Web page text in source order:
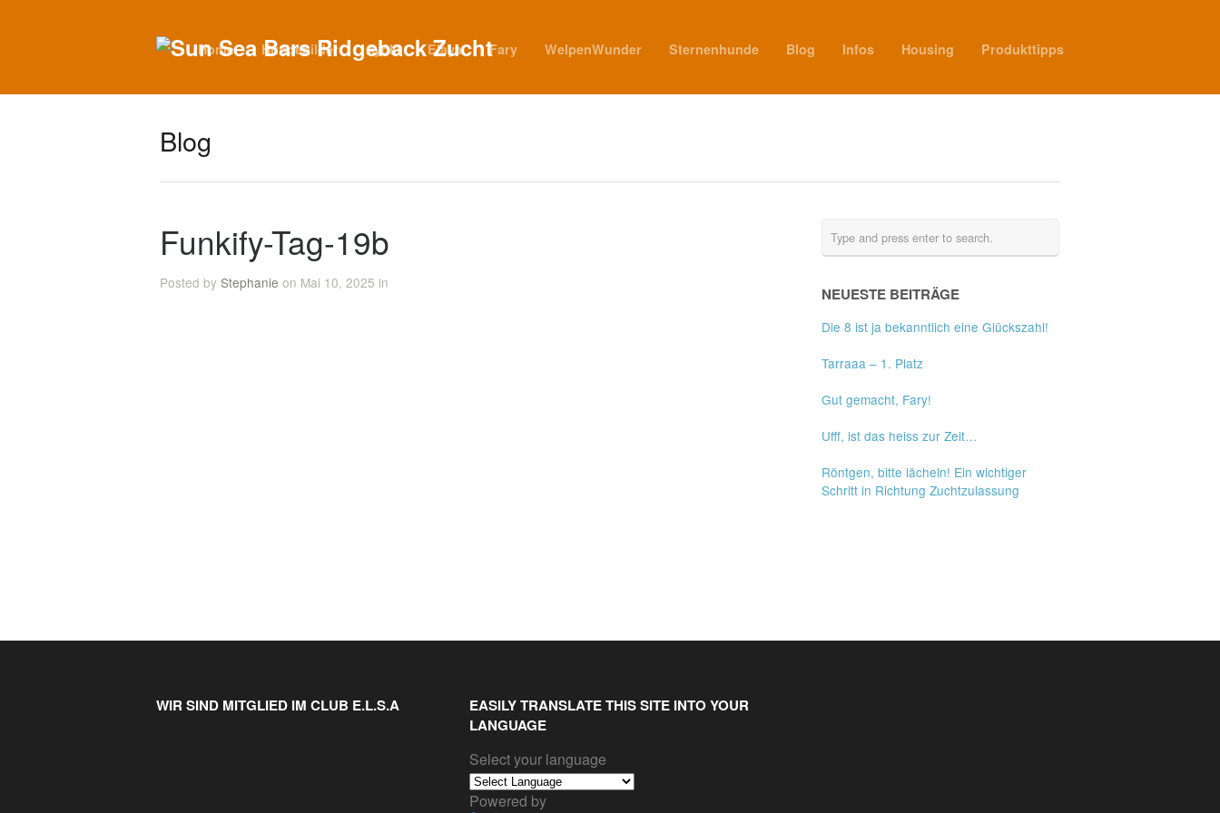
Home Hundebilder Ayoki Elaya Fary WelpenWunder Sternenhunde Blog Infos Housing Produkttipps
Blog
Funkify-Tag-19b
Posted by Stephanie on Mai 10, 2025 in
NEUESTE BEITRÄGE
Die 8 ist ja bekanntlich eine Glückszahl!
Tarraaa – 1. Platz
Gut gemacht, Fary!
Ufff, ist das heiss zur Zeit…
Röntgen, bitte lächeln! Ein wichtiger
Schritt in Richtung Zuchtzulassung
WIR SIND MITGLIED IM CLUB E.L.S.A
EASILY TRANSLATE THIS SITE INTO YOUR
LANGUAGE
Select your language
Powered by